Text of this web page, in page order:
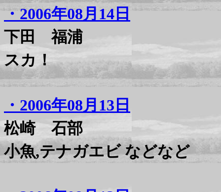
・2006年08月14日
下田 福浦
スカ！
・2006年08月13日
松崎 石部
小魚,テナガエビ などなど